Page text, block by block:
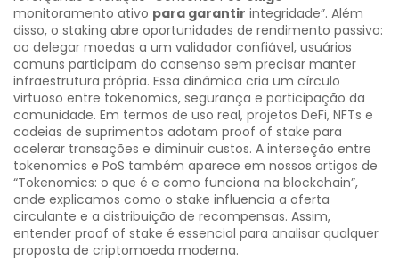
monitoramento ativo para garantir integridade”. Além
disso, o staking abre oportunidades de rendimento passivo:
ao delegar moedas a um validador confiável, usuários
comuns participam do consenso sem precisar manter
infraestrutura própria. Essa dinâmica cria um círculo
virtuoso entre tokenomics, segurança e participação da
comunidade. Em termos de uso real, projetos DeFi, NFTs e
cadeias de suprimentos adotam proof of stake para
acelerar transações e diminuir custos. A interseção entre
tokenomics e PoS também aparece em nossos artigos de
“Tokenomics: o que é e como funciona na blockchain”,
onde explicamos como o stake influencia a oferta
circulante e a distribuição de recompensas. Assim,
entender proof of stake é essencial para analisar qualquer
proposta de criptomoeda moderna.